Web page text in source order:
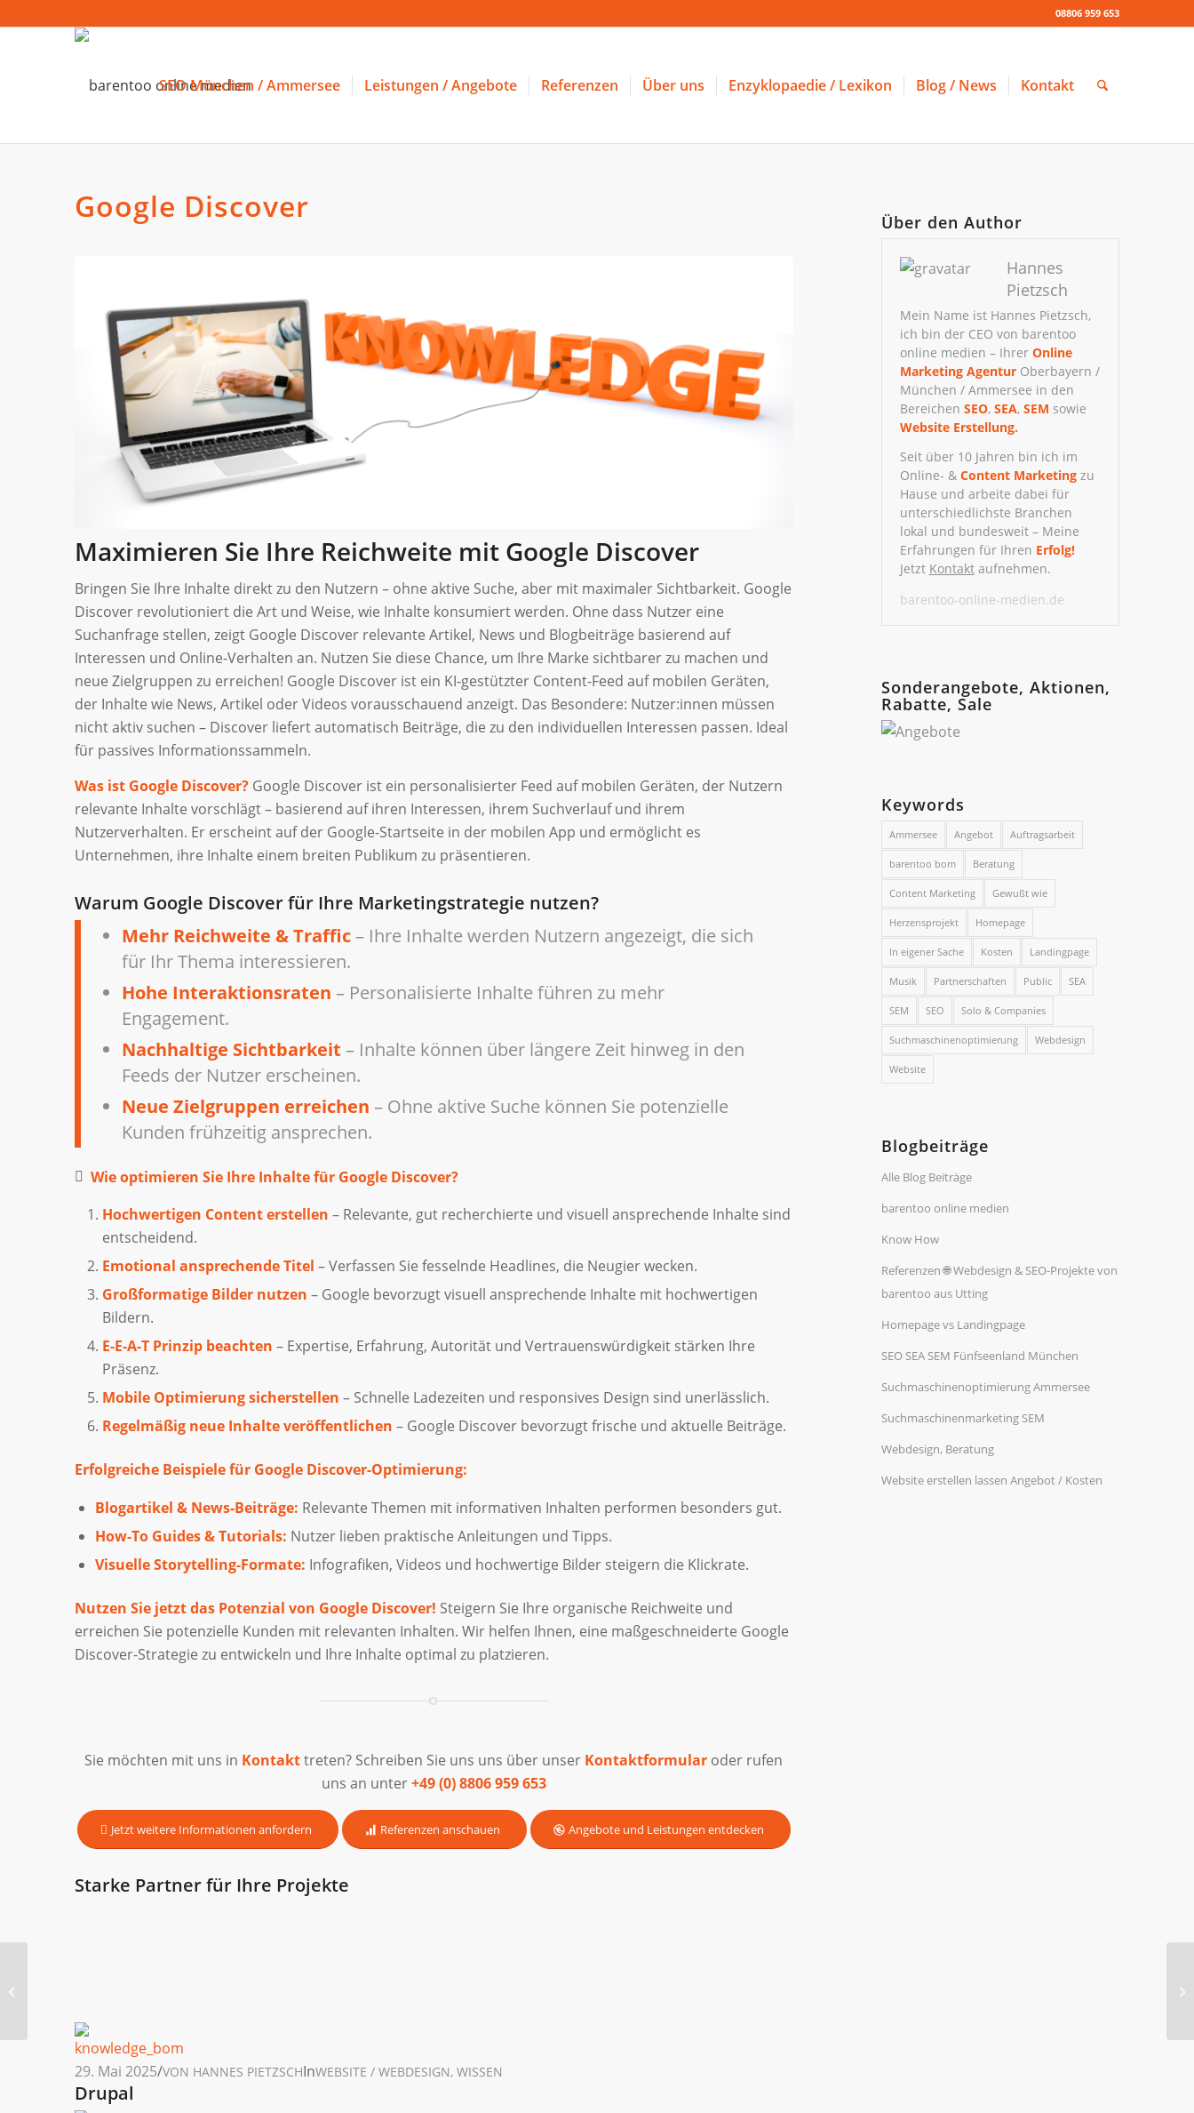
08806 959 653
SEO München / Ammersee Leistungen / Angebote Referenzen Über uns Enzyklopaedie / Lexikon Blog / News Kontakt
Google Discover
Maximieren Sie Ihre Reichweite mit Google Discover
Bringen Sie Ihre Inhalte direkt zu den Nutzern – ohne aktive Suche, aber mit maximaler Sichtbarkeit. Google
Discover revolutioniert die Art und Weise, wie Inhalte konsumiert werden. Ohne dass Nutzer eine
Suchanfrage stellen, zeigt Google Discover relevante Artikel, News und Blogbeiträge basierend auf
Interessen und Online-Verhalten an. Nutzen Sie diese Chance, um Ihre Marke sichtbarer zu machen und
neue Zielgruppen zu erreichen! Google Discover ist ein KI-gestützter Content-Feed auf mobilen Geräten,
der Inhalte wie News, Artikel oder Videos vorausschauend anzeigt. Das Besondere: Nutzer:innen müssen
nicht aktiv suchen – Discover liefert automatisch Beiträge, die zu den individuellen Interessen passen. Ideal
für passives Informationssammeln.
Was ist Google Discover?Google Discover ist ein personalisierter Feed auf mobilen Geräten, der Nutzern
relevante Inhalte vorschlägt – basierend auf ihren Interessen, ihrem Suchverlauf und ihrem
Nutzerverhalten. Er erscheint auf der Google-Startseite in der mobilen App und ermöglicht es
Unternehmen, ihre Inhalte einem breiten Publikum zu präsentieren.
Warum Google Discover für Ihre Marketingstrategie nutzen?
Mehr Reichweite & Traffic – Ihre Inhalte werden Nutzern angezeigt, die sich
für Ihr Thema interessieren.
Hohe Interaktionsraten – Personalisierte Inhalte führen zu mehr
Engagement.
Nachhaltige Sichtbarkeit – Inhalte können über längere Zeit hinweg in den
Feeds der Nutzer erscheinen.
Neue Zielgruppen erreichen – Ohne aktive Suche können Sie potenzielle
Kunden frühzeitig ansprechen.
Wie optimieren Sie Ihre Inhalte für Google Discover?
Hochwertigen Content erstellen – Relevante, gut recherchierte und visuell ansprechende Inhalte sind
entscheidend.
Emotional ansprechende Titel – Verfassen Sie fesselnde Headlines, die Neugier wecken.
Großformatige Bilder nutzen – Google bevorzugt visuell ansprechende Inhalte mit hochwertigen
Bildern.
E-E-A-T Prinzip beachten – Expertise, Erfahrung, Autorität und Vertrauenswürdigkeit stärken Ihre
Präsenz.
Mobile Optimierung sicherstellen – Schnelle Ladezeiten und responsives Design sind unerlässlich.
Regelmäßig neue Inhalte veröffentlichen – Google Discover bevorzugt frische und aktuelle Beiträge.
Erfolgreiche Beispiele für Google Discover-Optimierung:
Blogartikel & News-Beiträge: Relevante Themen mit informativen Inhalten performen besonders gut.
How-To Guides & Tutorials: Nutzer lieben praktische Anleitungen und Tipps.
Visuelle Storytelling-Formate: Infografiken, Videos und hochwertige Bilder steigern die Klickrate.
Nutzen Sie jetzt das Potenzial von Google Discover! Steigern Sie Ihre organische Reichweite und
erreichen Sie potenzielle Kunden mit relevanten Inhalten. Wir helfen Ihnen, eine maßgeschneiderte Google
Discover-Strategie zu entwickeln und Ihre Inhalte optimal zu platzieren.
Sie möchten mit uns in Kontakttreten? Schreiben Sie uns uns über unser Kontaktformular oder rufen
uns an unter+49 (0) 8806 959 653
Jetzt weitere Informationen anfordern Referenzen anschauen Angebote und Leistungen entdecken
Starke Partner für Ihre Projekte
29. Mai 2025/VON HANNES PIETZSCHInWEBSITE / WEBDESIGN, WISSEN
Drupal
Über den Author
Hannes
Pietzsch
Mein Name ist Hannes Pietzsch,
ich bin der CEO von barentoo
online medien – Ihrer Online
Marketing AgenturOberbayern /
München / Ammersee in den
Bereichen SEO, SEA, SEM sowie
Website Erstellung.
Seit über 10 Jahren bin ich im
Online- & Content Marketingzu
Hause und arbeite dabei für
unterschiedlichste Branchen
lokal und bundesweit – Meine
Erfahrungen für Ihren Erfolg!
Jetzt Kontaktaufnehmen.
barentoo-online-medien.de
Sonderangebote, Aktionen,
Rabatte, Sale
Keywords
Ammersee Angebot Auftragsarbeit
barentoo bom Beratung
Content Marketing Gewußt wie
Herzensprojekt Homepage
In eigener Sache Kosten Landingpage
Musik Partnerschaften Public SEA
SEM SEO Solo & Companies
Suchmaschinenoptimierung Webdesign
Website
Blogbeiträge
Alle Blog Beiträge
barentoo online medien
Know How
Referenzen 🌐 Webdesign & SEO-Projekte von
barentoo aus Utting
Homepage vs Landingpage
SEO SEA SEM Fünfseenland München
Suchmaschinenoptimierung Ammersee
Suchmaschinenmarketing SEM
Webdesign, Beratung
Website erstellen lassen Angebot / Kosten